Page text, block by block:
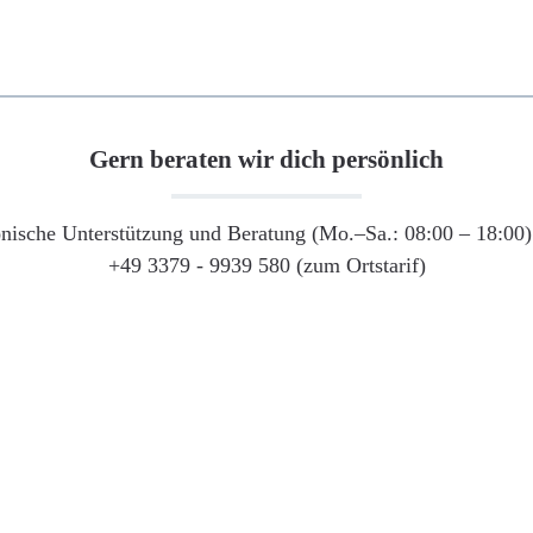
Gern beraten wir dich persönlich
Unterstützung und Beratung (Mo.–Sa.: 08:00 –
+49 3379 - 9939 580 (zum Ortstarif)